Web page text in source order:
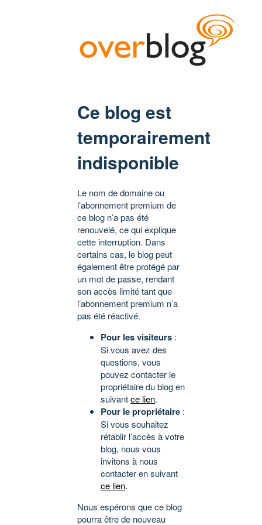
Ce blog est
temporairement
indisponible
Le nom de domaine ou
l’abonnement premium de
ce blog n’a pas été
renouvelé, ce qui explique
cette interruption. Dans
certains cas, le blog peut
également être protégé par
un mot de passe, rendant
son accès limité tant que
l’abonnement premium n’a
pas été réactivé.
Pour les visiteurs :
Si vous avez des
questions, vous
pouvez contacter le
propriétaire du blog en
suivantce lien.
Pour le propriétaire :
Si vous souhaitez
rétablir l’accès à votre
blog, nous vous
invitons à nous
contacter en suivant
ce lien.
Nous espérons que ce blog
pourra être de nouveau